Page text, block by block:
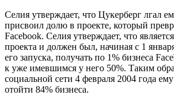
Селия утверждает, что Цукерберг лгал
присвоил долю в проекте, который
Facebook. Селия утверждает, что
проекта и должен был, начиная с 1
его запуска, получать по 1% бизнеса
к уже имевшимся у него 50%. Таким
социальной сети 4 февраля 2004 года
отойти 84% бизнеса.